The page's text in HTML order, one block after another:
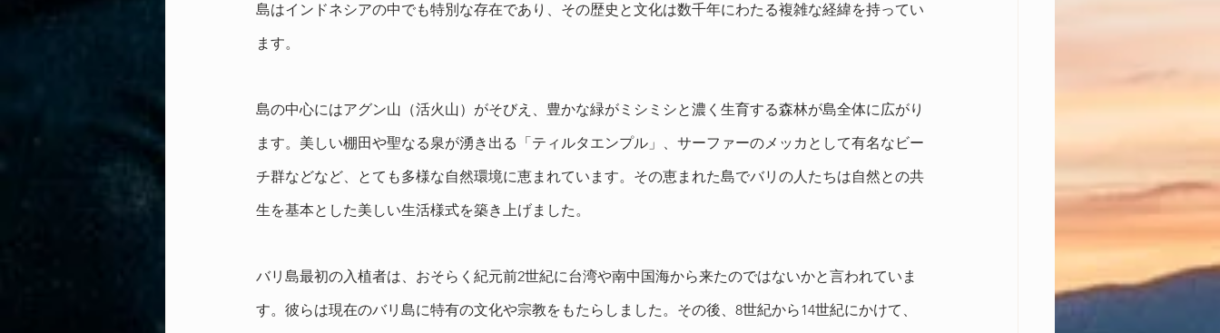
島はインドネシアの中でも特別な存在であり、その歴史と文化は数千年にわたる複雑な経緯を持ってい
ます。
島の中心にはアグン山（活火山）がそびえ、豊かな緑がミシミシと濃く生育する森林が島全体に広がり
ます。美しい棚田や聖なる泉が湧き出る「ティルタエンプル」、サーファーのメッカとして有名なビー
チ群などなど、とても多様な自然環境に恵まれています。その恵まれた島でバリの人たちは自然との共
生を基本とした美しい生活様式を築き上げました。
バリ島最初の入植者は、おそらく紀元前2世紀に台湾や南中国海から来たのではないかと言われていま
す。彼らは現在のバリ島に特有の文化や宗教をもたらしました。その後、8世紀から14世紀にかけて、